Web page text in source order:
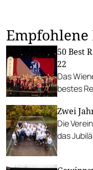
Empfohlene
50 Best
22
Das
bestes
Zwei
Die
das